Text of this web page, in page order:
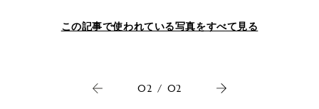
この記事で使われている写真をすべて見る
02 / 02